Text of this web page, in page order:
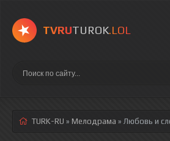
TVRUTUROK.LOL
TURK-RU » Мелодрама » Любовь и